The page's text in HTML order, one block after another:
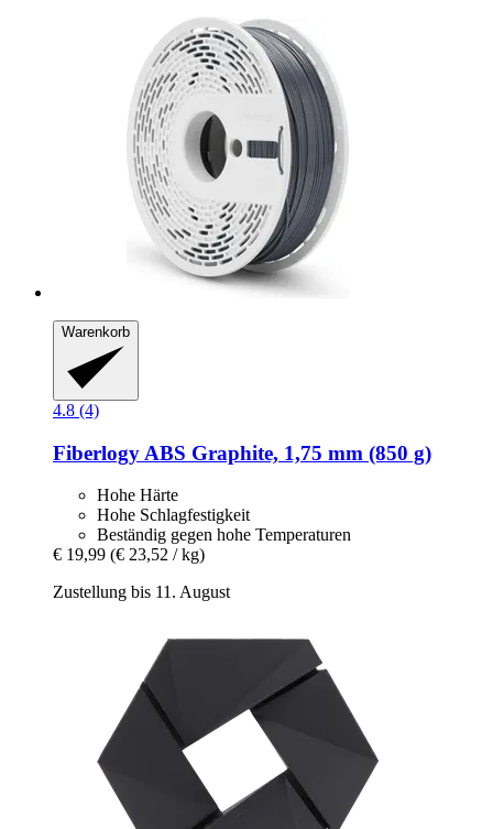
Warenkorb
4.8 (4)
Fiberlogy ABS Graphite, 1,75 mm (850 g)
Hohe Härte
Hohe Schlagfestigkeit
Beständig gegen hohe Temperaturen
€ 19,99 (€ 23,52 / kg)
Zustellung bis 11. August